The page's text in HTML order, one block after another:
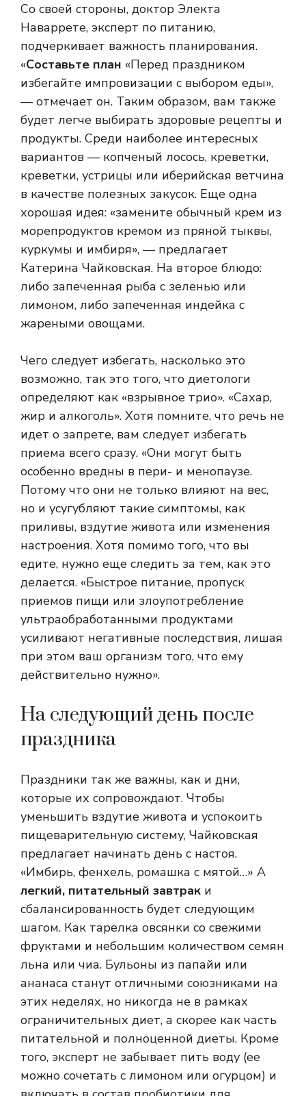
Со своей стороны, доктор Электа
Наваррете, эксперт по питанию,
подчеркивает важность планирования.
«Составьте план «Перед праздником
избегайте импровизации с выбором еды»,
— отмечает он. Таким образом, вам также
будет легче выбирать здоровые рецепты и
продукты. Среди наиболее интересных
вариантов — копченый лосось, креветки,
креветки, устрицы или иберийская ветчина
в качестве полезных закусок. Еще одна
хорошая идея: «замените обычный крем из
морепродуктов кремом из пряной тыквы,
куркумы и имбиря», — предлагает
Катерина Чайковская. На второе блюдо:
либо запеченная рыба с зеленью или
лимоном, либо запеченная индейка с
жареными овощами.
Чего следует избегать, насколько это
возможно, так это того, что диетологи
определяют как «взрывное трио». «Сахар,
жир и алкоголь». Хотя помните, что речь не
идет о запрете, вам следует избегать
приема всего сразу. «Они могут быть
особенно вредны в пери- и менопаузе.
Потому что они не только влияют на вес,
но и усугубляют такие симптомы, как
приливы, вздутие живота или изменения
настроения. Хотя помимо того, что вы
едите, нужно еще следить за тем, как это
делается. «Быстрое питание, пропуск
приемов пищи или злоупотребление
ультраобработанными продуктами
усиливают негативные последствия, лишая
при этом ваш организм того, что ему
действительно нужно».
На следующий день после
праздника
Праздники так же важны, как и дни,
которые их сопровождают. Чтобы
уменьшить вздутие живота и успокоить
пищеварительную систему, Чайковская
предлагает начинать день с настоя.
«Имбирь, фенхель, ромашка с мятой…» А
легкий, питательный завтрак и
сбалансированность будет следующим
шагом. Как тарелка овсянки со свежими
фруктами и небольшим количеством семян
льна или чиа. Бульоны из папайи или
ананаса станут отличными союзниками на
этих неделях, но никогда не в рамках
ограничительных диет, а скорее как часть
питательной и полноценной диеты. Кроме
того, эксперт не забывает пить воду (ее
можно сочетать с лимоном или огурцом) и